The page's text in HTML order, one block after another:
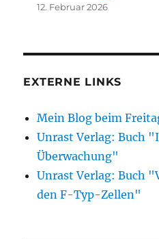
12. Februar 2026
EXTERNE LINKS
Mein Blog beim
Unrast Verlag: Buch
Überwachung"
Unrast Verlag: Buch
den F-Typ-Zellen"